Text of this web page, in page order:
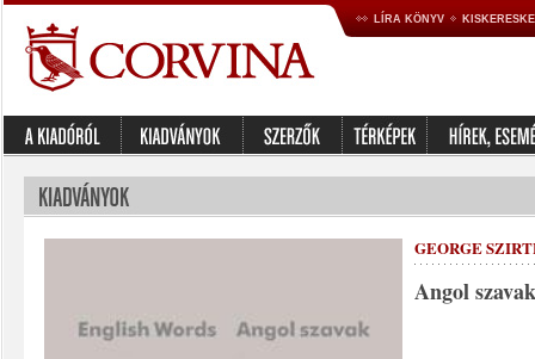
LÍRA KÖNYV
GEORGE
Angol